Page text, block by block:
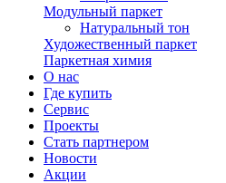
Модульный паркет
Натуральный тон
Художественный паркет
Паркетная химия
О нас
Где купить
Сервис
Проекты
Стать партнером
Новости
Акции